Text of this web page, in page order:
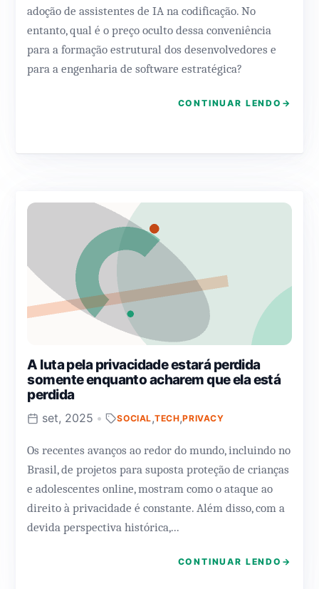
adoção de assistentes de IA na codificação. No
entanto, qual é o preço oculto dessa conveniência
para a formação estrutural dos desenvolvedores e
para a engenharia de software estratégica?
CONTINUAR LENDO →
A luta pela privacidade estará perdida
somente enquanto acharem que ela está
perdida
set, 2025 • SOCIAL,TECH,PRIVACY
Os recentes avanços ao redor do mundo, incluindo no
Brasil, de projetos para suposta proteção de crianças
e adolescentes online, mostram como o ataque ao
direito à privacidade é constante. Além disso, com a
devida perspectiva histórica,...
CONTINUAR LENDO →